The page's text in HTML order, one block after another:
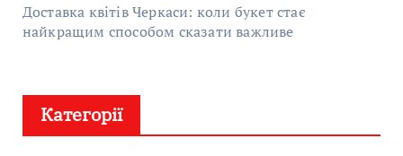
Доставка квітів Черкаси: коли букет стає
найкращим способом сказати важливе
Категорії